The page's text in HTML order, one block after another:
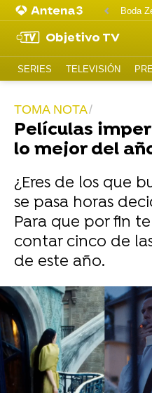
Boda
Objetivo TV
SERIES TELEVISIÓN
TOMA NOTA
Películas
lo mejor del
¿Eres de los que
se pasa horas
Para que por fin
contar cinco de
de este año.
¿Crees que has
equivocada?
llevarán de vuelta